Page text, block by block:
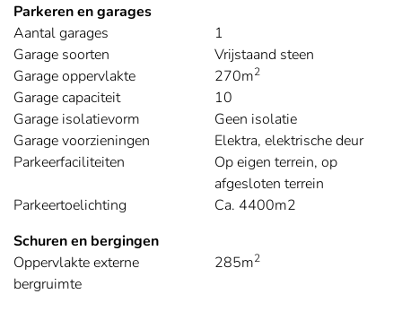
Parkeren en garages
Aantal garages
1
Garage soorten
Vrijstaand steen
Garage oppervlakte
270m2
Garage capaciteit
10
Garage isolatievorm
Geen isolatie
Garage voorzieningen
Elektra, elektrische deur
Parkeerfaciliteiten
Op eigen terrein, op
afgesloten terrein
Parkeertoelichting
Ca. 4400m2
Schuren en bergingen
Oppervlakte externe
bergruimte
285m2